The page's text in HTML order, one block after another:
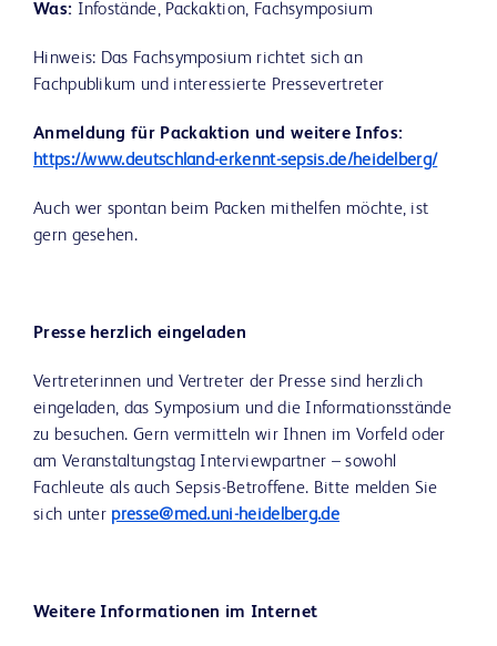
Was: Infostände, Packaktion, Fachsymposium
Hinweis: Das Fachsymposium richtet sich an
Fachpublikum und interessierte Pressevertreter
Anmeldung für Packaktion und weitere Infos:
https://www.deutschland-erkennt-sepsis.de/heidelberg/
Auch wer spontan beim Packen mithelfen möchte, ist
gern gesehen.
Presse herzlich eingeladen
Vertreterinnen und Vertreter der Presse sind herzlich
eingeladen, das Symposium und die Informationsstände
zu besuchen. Gern vermitteln wir Ihnen im Vorfeld oder
am Veranstaltungstag Interviewpartner – sowohl
Fachleute als auch Sepsis-Betroffene. Bitte melden Sie
sich unter presse@med.uni-heidelberg.de
Weitere Informationen im Internet